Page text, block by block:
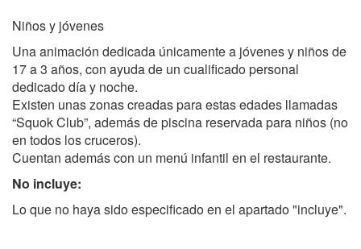
Niños y jóvenes
Una animación dedicada únicamente a jóvenes y niños de
17 a 3 años, con ayuda de un cualificado personal
dedicado día y noche.
Existen unas zonas creadas para estas edades llamadas
“Squok Club”, además de piscina reservada para niños (no
en todos los cruceros).
Cuentan además con un menú infantil en el restaurante.
No incluye:
Lo que no haya sido especificado en el apartado "incluye".